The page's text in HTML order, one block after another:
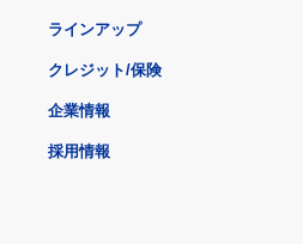
ラインアップ
クレジット/保険
企業情報
採用情報